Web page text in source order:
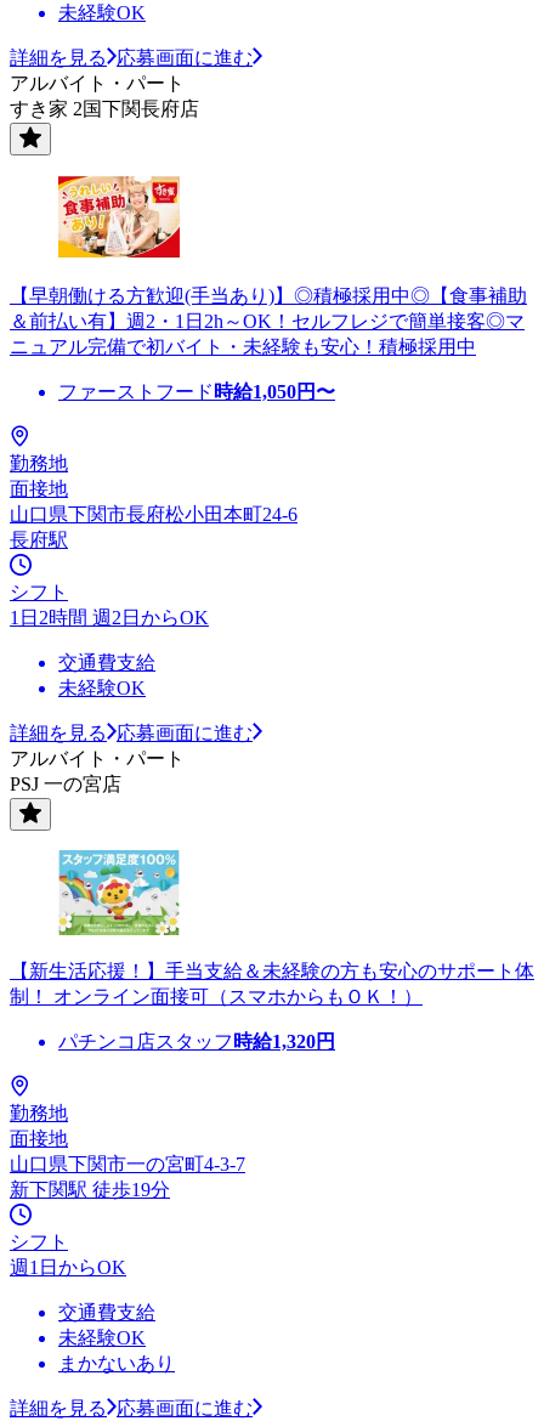
未経験OK
詳細を見る
応募画面に進む
アルバイト・パート
すき家 2国下関長府店
【早朝働ける方歓迎(手当あり)】◎積極採用中◎【食事補助
＆前払い有】週2・1日2h～OK！セルフレジで簡単接客◎マ
ニュアル完備で初バイト・未経験も安心！積極採用中
ファーストフード 時給1,050円〜
勤務地
面接地
山口県下関市長府松小田本町24-6
長府駅
シフト
1日2時間 週2日からOK
交通費支給
未経験OK
詳細を見る
応募画面に進む
アルバイト・パート
PSJ 一の宮店
【新生活応援！】手当支給＆未経験の方も安心のサポート体
制！ オンライン面接可（スマホからもＯＫ！）
パチンコ店スタッフ 時給1,320円
勤務地
面接地
山口県下関市一の宮町4-3-7
新下関駅 徒歩19分
シフト
週1日からOK
交通費支給
未経験OK
まかないあり
詳細を見る
応募画面に進む